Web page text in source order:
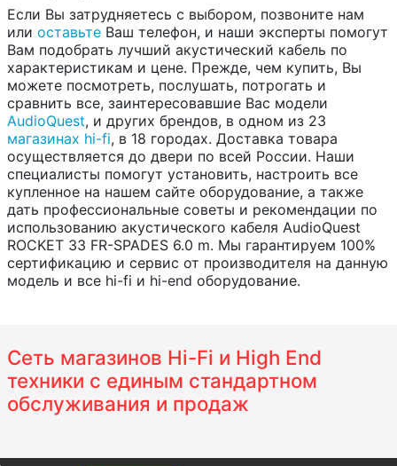
Если Вы затрудняетесь с выбором, позвоните нам
или оставьте Ваш телефон, и наши эксперты помогут
Вам подобрать лучший акустический кабель по
характеристикам и цене. Прежде, чем купить, Вы
можете посмотреть, послушать, потрогать и
сравнить все, заинтересовавшие Вас модели
AudioQuest, и других брендов, в одном из 23
магазинах hi-fi, в 18 городах. Доставка товара
осуществляется до двери по всей России. Наши
специалисты помогут установить, настроить все
купленное на нашем сайте оборудование, а также
дать профессиональные советы и рекомендации по
использованию акустического кабеля AudioQuest
ROCKET 33 FR-SPADES 6.0 m. Мы гарантируем 100%
сертификацию и сервис от производителя на данную
модель и все hi-fi и hi-end оборудование.
Сеть магазинов Hi-Fi и High End
техники с единым стандартном
обслуживания и продаж